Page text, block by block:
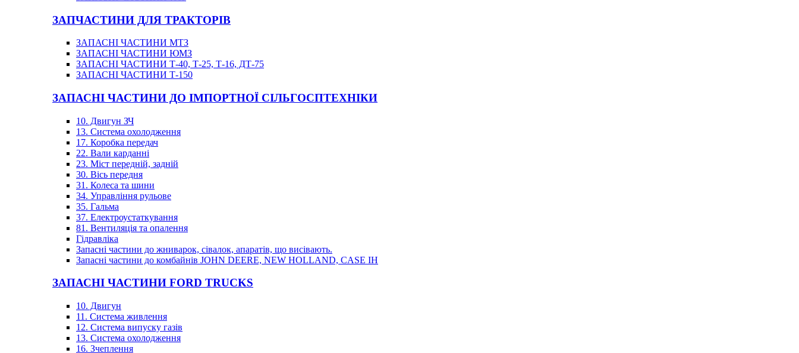
ЗАПЧАСТИНИ ДЛЯ ТРАКТОРІВ
ЗАПАСНІ ЧАСТИНИ МТЗ
ЗАПАСНІ ЧАСТИНИ ЮМЗ
ЗАПАСНІ ЧАСТИНИ Т-40, Т-25, Т-16, ДТ-75
ЗАПАСНІ ЧАСТИНИ Т-150
ЗАПАСНІ ЧАСТИНИ ДО ІМПОРТНОЇ СІЛЬГОСПТЕХНІКИ
10. Двигун ЗЧ
13. Система охолодження
17. Коробка передач
22. Вали карданні
23. Міст передній, задній
30. Вісь передня
31. Колеса та шини
34. Управління рульове
35. Гальма
37. Електроустаткування
81. Вентиляція та опалення
Гідравліка
Запасні частини до жниварок, сівалок, апаратів, що висівають.
Запасні частини до комбайнів JOHN DEERE, NEW HOLLAND, CASE IH
ЗАПАСНІ ЧАСТИНИ FORD TRUCKS
10. Двигун
11. Система живлення
12. Система випуску газів
13. Система охолодження
16. Зчеплення